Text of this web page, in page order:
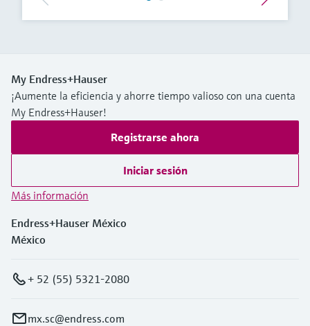
My Endress+Hauser
¡Aumente la eficiencia y ahorre tiempo valioso con una cuenta
My Endress+Hauser!
Registrarse ahora
Iniciar sesión
Más información
Endress+Hauser México
México
+ 52 (55) 5321-2080
mx.sc@endress.com